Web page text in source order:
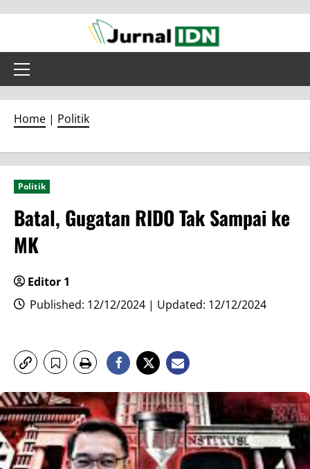
content
Primary
Home | Politik
Politik
Batal, Gugatan RIDO Tak Sampai ke
MK
Editor 1
Published: 12/12/2024 | Updated: 12/12/2024